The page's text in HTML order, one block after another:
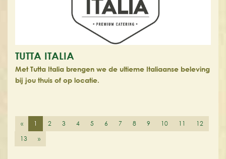
TUTTA ITALIA
Met Tutta Italia brengen we de ultieme Italiaanse beleving
bij jou thuis of op locatie.
« 1 2 3 4 5 6 7 8 9 10 11
12
13
»